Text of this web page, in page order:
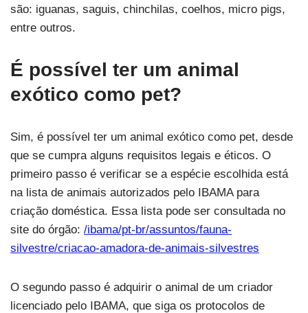
são: iguanas, saguis, chinchilas, coelhos, micro pigs,
entre outros.
É possível ter um animal
exótico como pet?
Sim, é possível ter um animal exótico como pet, desde
que se cumpra alguns requisitos legais e éticos. O
primeiro passo é verificar se a espécie escolhida está
na lista de animais autorizados pelo IBAMA para
criação doméstica. Essa lista pode ser consultada no
site do órgão: /ibama/pt-br/assuntos/fauna-
silvestre/criacao-amadora-de-animais-silvestres
O segundo passo é adquirir o animal de um criador
licenciado pelo IBAMA, que siga os protocolos de